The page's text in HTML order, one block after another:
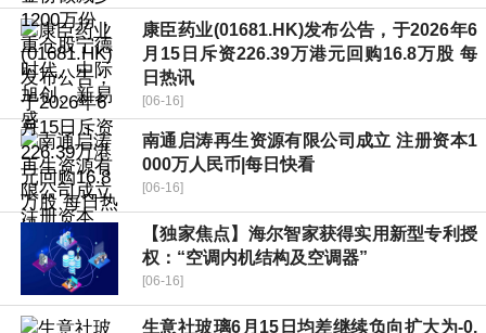
康臣药业(01681.HK)发布公告，于2026年6
月15日斥资226.39万港元回购16.8万股 每
日热讯
[06-16]
南通启涛再生资源有限公司成立 注册资本1
000万人民币|每日快看
[06-16]
【独家焦点】海尔智家获得实用新型专利授
权：“空调内机结构及空调器”
[06-16]
生意社玻璃6月15日均差继续负向扩大为-0.